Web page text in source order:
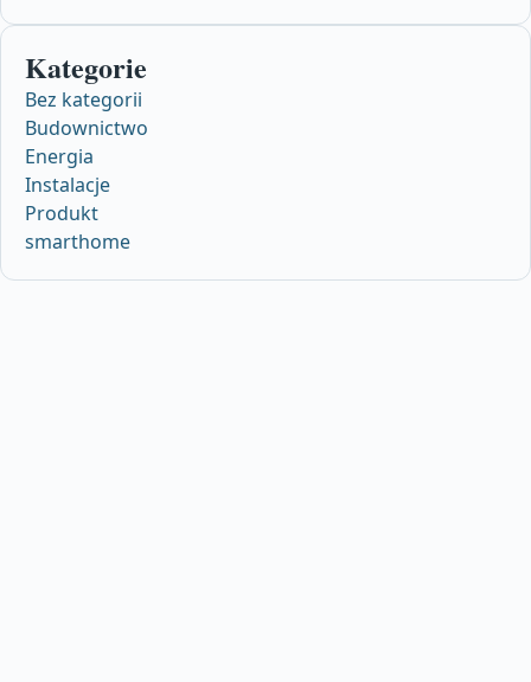
Kategorie
Bez kategorii
Budownictwo
Energia
Instalacje
Produkt
smarthome